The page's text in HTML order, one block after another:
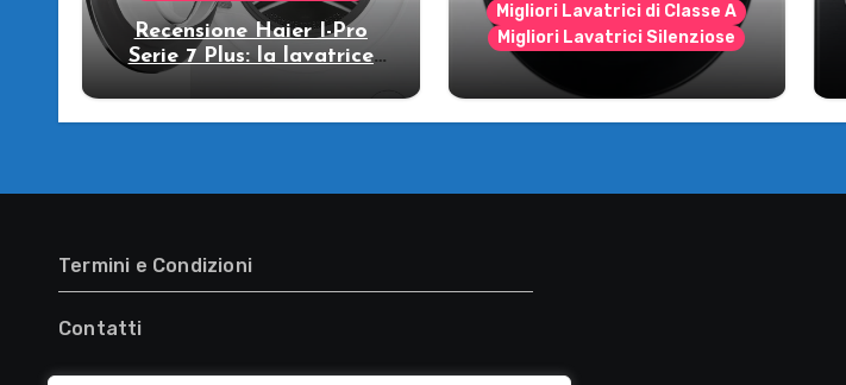
Recensione Haier I-Pro
Serie 7 Plus: la lavatrice
che strizza l’occhio al
futuro!
Migliori Lavatrici di Classe A
Migliori Lavatrici Silenziose
Recensione Samsung
Bespoke AI
Termini e Condizioni
Contatti